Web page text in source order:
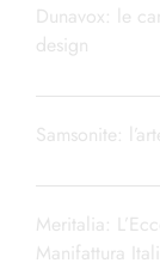
Dunavox: le
design
Samsonite:
Meritalia:
Manifattura